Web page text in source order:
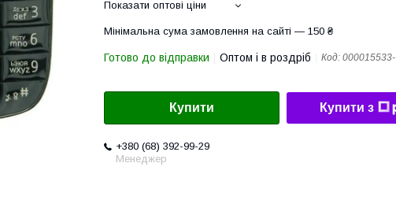
Показати оптові ціни
Мінімальна сума замовлення на сайті — 150 ₴
Готово до відправки Оптом і в роздріб Код: 000015533-
Купити Купити з
+380 (68) 392-99-29
Менеджер